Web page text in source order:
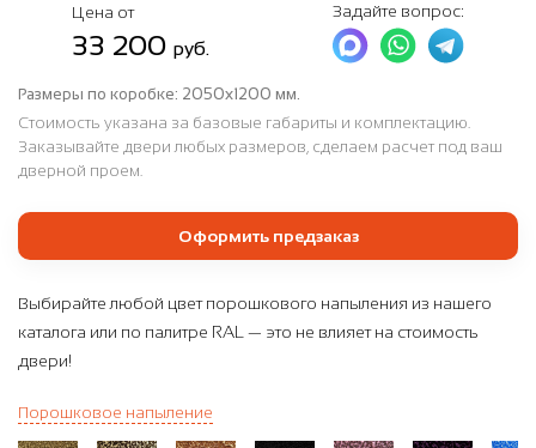
Цена от
33 200руб.
Задайте вопрос:
Размеры по коробке: 2050х1200 мм.
Стоимость указана за базовые габариты и комплектацию.
Заказывайте двери любых размеров, сделаем расчет под ваш
дверной проем.
Оформить предзаказ
Выбирайте любой цвет порошкового напыления из нашего
каталога или по палитре RAL — это не влияет на стоимость
двери!
Порошковое напыление